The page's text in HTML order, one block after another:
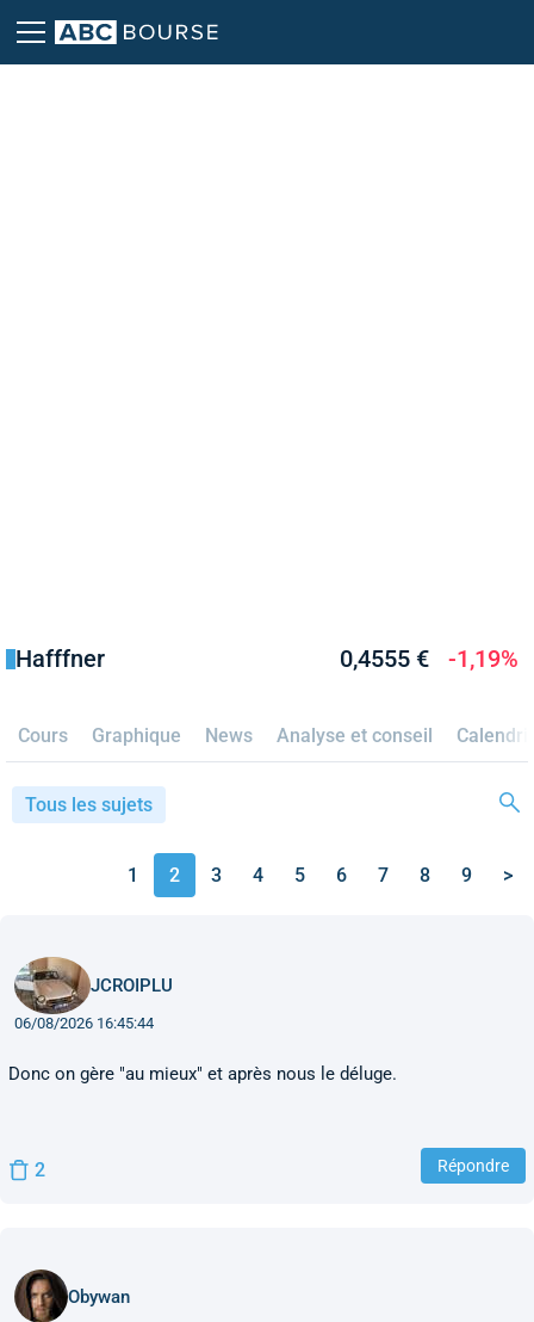
Hafffner 0,4555 € -1,19%
Cours Graphique News Analyse et conseil
Tous les sujets
1 2 3 4 5 6 7 8 9 >
JCROIPLU
06/08/2026 16:45:44
Donc on gère "au mieux" et après nous le déluge.
2 Répondre
Obywan